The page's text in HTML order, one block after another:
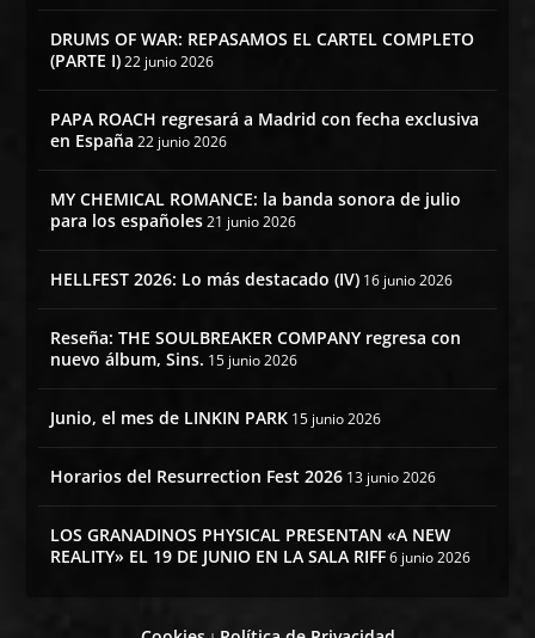
DRUMS OF WAR: REPASAMOS EL CARTEL COMPLETO
(PARTE I) 22 junio 2026
PAPA ROACH regresará a Madrid con fecha exclusiva
en España 22 junio 2026
MY CHEMICAL ROMANCE: la banda sonora de julio
para los españoles 21 junio 2026
HELLFEST 2026: Lo más destacado (IV) 16 junio 2026
Reseña: THE SOULBREAKER COMPANY regresa con
nuevo álbum, Sins. 15 junio 2026
Junio, el mes de LINKIN PARK 15 junio 2026
Horarios del Resurrection Fest 2026 13 junio 2026
LOS GRANADINOS PHYSICAL PRESENTAN «A NEW
REALITY» EL 19 DE JUNIO EN LA SALA RIFF 6 junio 2026